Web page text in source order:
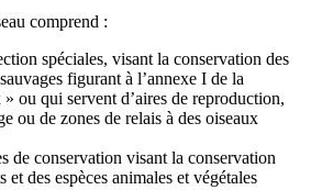
comprend :
spéciales, visant la conservation des
figurant à l’annexe I de la
ou qui servent d’aires de reproduction,
ou de zones de relais à des oiseaux
de conservation visant la conservation
et des espèces animales et végétales